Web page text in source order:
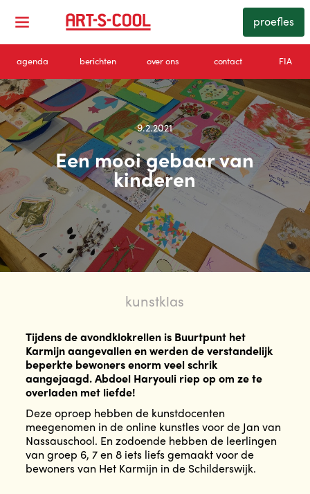
proefles
agenda berichten over ons contact FIA
9.2.2021
Een mooi gebaar van
kinderen
kunstklas
Tijdens de avondklokrellen is Buurtpunt het
Karmijn aangevallen en werden de verstandelijk
beperkte bewoners enorm veel schrik
aangejaagd. Abdoel Haryouli riep op om ze te
overladen met liefde!
Deze oproep hebben de kunstdocenten
meegenomen in de online kunstles voor de Jan van
Nassauschool. En zodoende hebben de leerlingen
van groep 6, 7 en 8 iets liefs gemaakt voor de
bewoners van Het Karmijn in de Schilderswijk.